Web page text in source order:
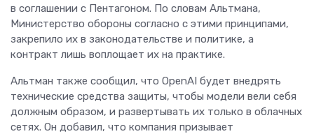
в соглашении с Пентагоном. По словам Альтмана,
Министерство обороны согласно с этими принципами,
закрепило их в законодательстве и политике, а
контракт лишь воплощает их на практике.
Альтман также сообщил, что OpenAI будет внедрять
технические средства защиты, чтобы модели вели себя
должным образом, и развертывать их только в облачных
сетях. Он добавил, что компания призывает